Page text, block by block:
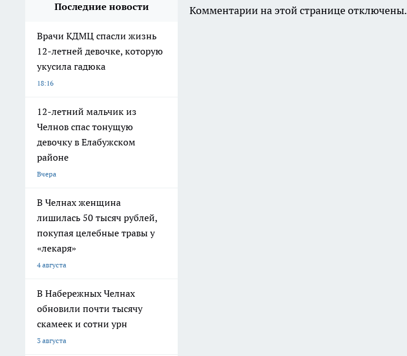
Последние новости
Врачи КДМЦ спасли жизнь
12-летней девочке, которую
укусила гадюка
18:16
12-летний мальчик из
Челнов спас тонущую
девочку в Елабужском
районе
Вчера
В Челнах женщина
лишилась 50 тысяч рублей,
покупая целебные травы у
«лекаря»
4 августа
В Набережных Челнах
обновили почти тысячу
скамеек и сотни урн
3 августа
Комментарии на этой странице отключены.